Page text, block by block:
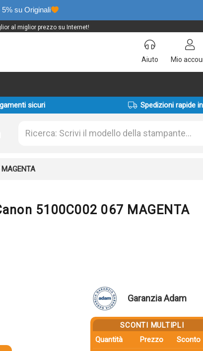
su Originali
al miglior prezzo su Internet!
Aiuto Mio
sicuri Spedizioni rapide
5100C002 067 MAGENTA
Garanzia Adam
SCONTI MULTIPLI
Quantità
Prezzo
Sconto